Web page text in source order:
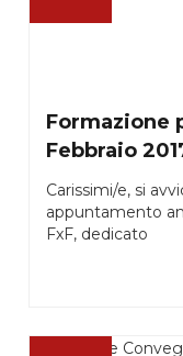
Formazione
Febbraio
Carissimi/e, si
appuntamento
FxF, dedicato